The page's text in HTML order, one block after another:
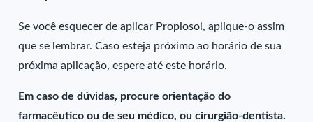
Se você esquecer de aplicar Propiosol, aplique-o assim
que se lembrar. Caso esteja próximo ao horário de sua
próxima aplicação, espere até este horário.
Em caso de dúvidas, procure orientação do
farmacêutico ou de seu médico, ou cirurgião-dentista.